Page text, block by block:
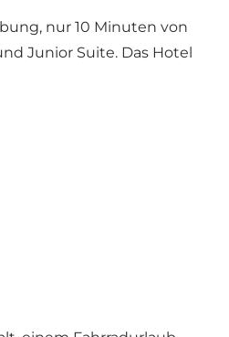
nur 10 Minuten von
Junior Suite. Das Hotel